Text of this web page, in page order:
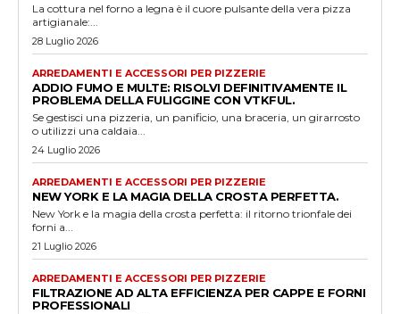
La cottura nel forno a legna è il cuore pulsante della vera pizza
artigianale:...
28 Luglio 2026
ARREDAMENTI E ACCESSORI PER PIZZERIE
ADDIO FUMO E MULTE: RISOLVI DEFINITIVAMENTE IL
PROBLEMA DELLA FULIGGINE CON VTKFUL.
Se gestisci una pizzeria, un panificio, una braceria, un girarrosto
o utilizzi una caldaia...
24 Luglio 2026
ARREDAMENTI E ACCESSORI PER PIZZERIE
NEW YORK E LA MAGIA DELLA CROSTA PERFETTA.
New York e la magia della crosta perfetta: il ritorno trionfale dei
forni a...
21 Luglio 2026
ARREDAMENTI E ACCESSORI PER PIZZERIE
FILTRAZIONE AD ALTA EFFICIENZA PER CAPPE E FORNI
PROFESSIONALI